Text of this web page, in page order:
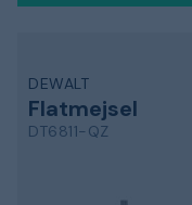
DEWALT
Flatmejsel
DT6811-QZ